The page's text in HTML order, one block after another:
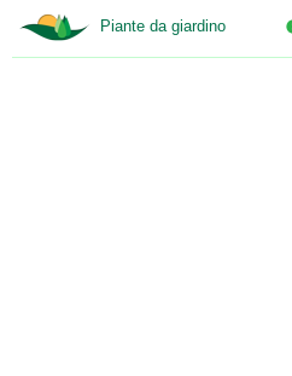
Piante da giardino